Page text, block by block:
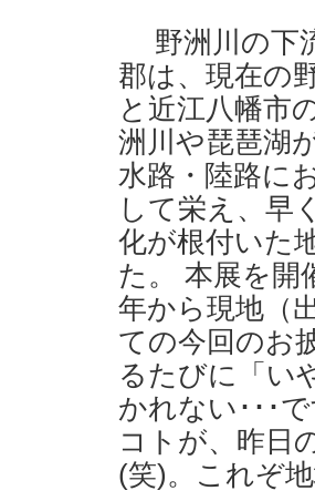
野洲川の下
郡は、現在の
と近江八幡市
洲川や琵琶湖
水路・陸路に
して栄え、早
化が根付いた
た。 本展を開
年から現地（
ての今回のお
るたびに「い
かれない･･･
コトが、昨日
(笑)。これぞ